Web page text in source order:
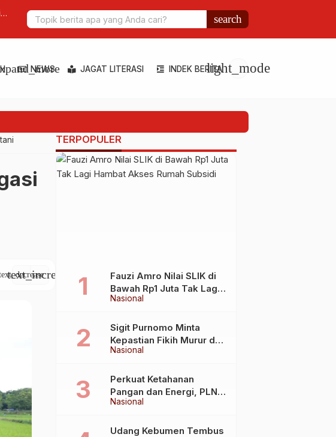
PLN Enjiniring Raih Penghargaan Best Presenter Award di Astechnova
Conference 2025
search
NEWS JAGAT LITERASI INDEK BERITAlight_mode
text_increase
TERPOPULER
Nasional
Fauzi Amro Nilai SLIK di
Bawah Rp1 Juta Tak Lagi
Hambat Akses Rumah
Nasional
Sigit Purnomo Minta
Kepastian Fikih Murur dan
Mabit untuk Perkuat
Nasional
Perkuat Ketahanan
Pangan dan Energi, PLN
Jalin Kerja Sama Strategis
Kelautan dan Perikanan
Udang Kebumen Tembus